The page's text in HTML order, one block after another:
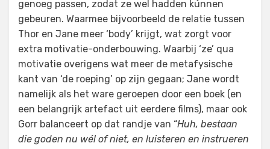
genoeg passen, zodat ze wel hadden kúnnen
gebeuren. Waarmee bijvoorbeeld de relatie tussen
Thor en Jane meer ‘body’ krijgt, wat zorgt voor
extra motivatie-onderbouwing. Waarbij ‘ze’ qua
motivatie overigens wat meer de metafysische
kant van ‘de roeping’ op zijn gegaan; Jane wordt
namelijk als het ware geroepen door een boek (en
een belangrijk artefact uit eerdere films), maar ook
Gorr balanceert op dat randje van “Huh, bestaan
die goden nu wél of niet, en luisteren en instrueren